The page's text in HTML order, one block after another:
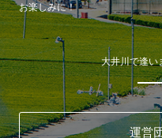
お楽しみに！
大井川で逢い
運営